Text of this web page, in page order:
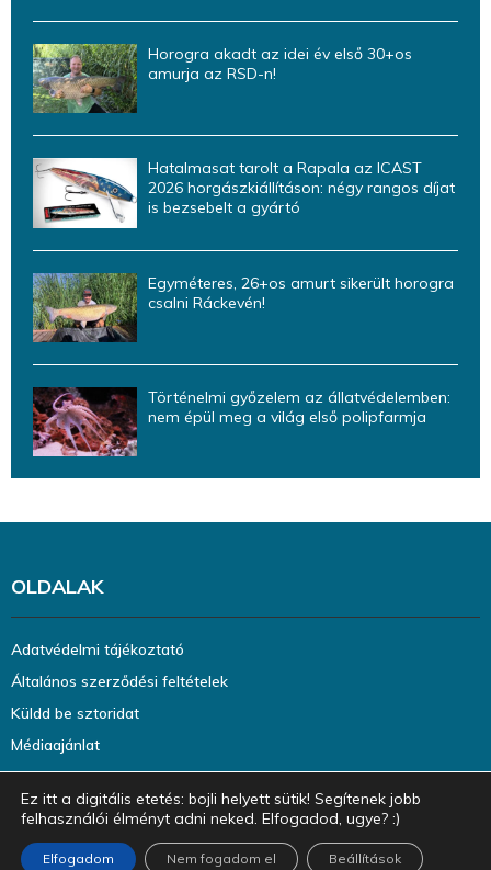
Horogra akadt az idei év első 30+os
amurja az RSD-n!
Hatalmasat tarolt a Rapala az ICAST
2026 horgászkiállításon: négy rangos díjat
is bezsebelt a gyártó
Egyméteres, 26+os amurt sikerült horogra
csalni Ráckevén!
Történelmi győzelem az állatvédelemben:
nem épül meg a világ első polipfarmja
OLDALAK
Adatvédelmi tájékoztató
Általános szerződési feltételek
Küldd be sztoridat
Médiaajánlat
Ez itt a digitális etetés: bojli helyett sütik! Segítenek jobb
felhasználói élményt adni neked. Elfogadod, ugye? :)
Elfogadom Nem fogadom el Beállítások